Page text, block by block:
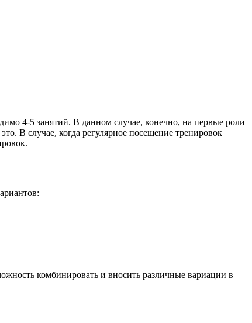
4-5 занятий. В данном случае, конечно, на первые роли
В случае, когда регулярное посещение тренировок
комбинировать и вносить различные вариации в